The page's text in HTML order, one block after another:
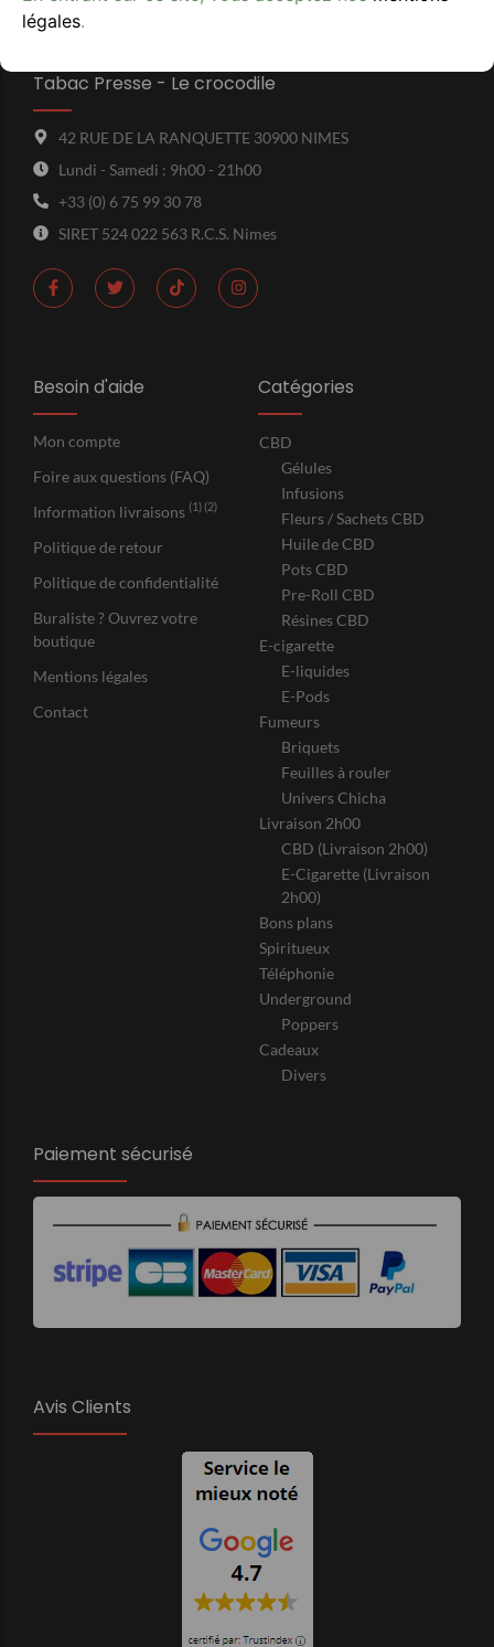
Tabac Presse - Le crocodile
42 RUE DE LA RANQUETTE 30900 NIMES
Lundi - Samedi : 9h00 - 21h00
+33 (0) 6 75 99 30 78
SIRET 524 022 563 R.C.S. Nimes
Besoin d'aide
Mon compte
Foire aux questions (FAQ)
Information livraisons (1) (2)
Politique de retour
Politique de confidentialité
Buraliste ? Ouvrez votre
boutique
Mentions légales
Contact
Catégories
CBD
Gélules
Infusions
Fleurs / Sachets CBD
Huile de CBD
Pots CBD
Pre-Roll CBD
Résines CBD
E-cigarette
E-liquides
E-Pods
Fumeurs
Briquets
Feuilles à rouler
Univers Chicha
Livraison 2h00
CBD (Livraison 2h00)
E-Cigarette (Livraison
2h00)
Bons plans
Spiritueux
Téléphonie
Underground
Poppers
Cadeaux
Divers
Paiement sécurisé
Avis Clients
légales.